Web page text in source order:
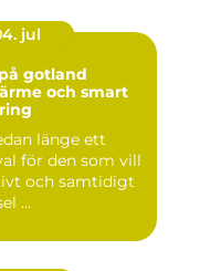
jul
gotland
och smart
länge ett
för den som vill
och samtidigt
...